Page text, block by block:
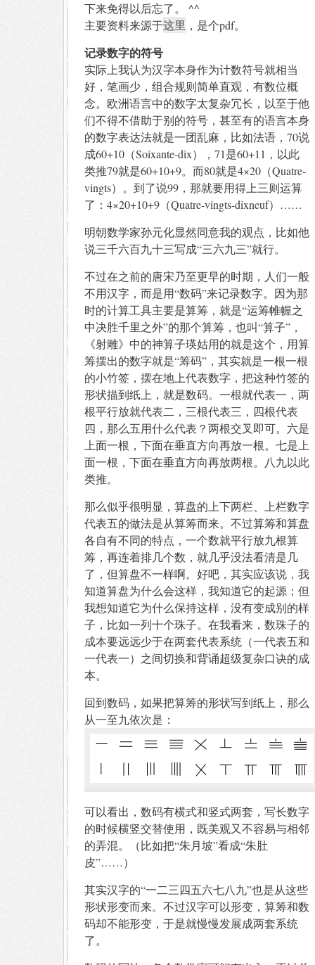
下来免得以后忘了。 ^^
主要资料来源于这里 ，是个pdf。
记录数字的符号
实际上我认为汉字本身作为计数符号就相当
好，笔画少，组合规则简单直观，有数位概
念。欧洲语言中的数字太复杂冗长，以至于他
们不得不借助于别的符号，甚至有的语言本身
的数字表达法就是一团乱麻，比如法语，70说
成60+10（Soixante-dix），71是60+11，以此
类推79就是60+10+9。而80就是4×20（Quatre-
vingts）。到了说99，那就要用得上三则运算
了：4×20+10+9（Quatre-vingts-dixneuf）……
明朝数学家孙元化显然同意我的观点，比如他
说三千六百九十三写成“三六九三”就行。
不过在之前的唐宋乃至更早的时期，人们一般
不用汉字，而是用“数码”来记录数字。因为那
时的计算工具主要是算筹，就是“运筹帷幄之
中决胜千里之外”的那个算筹，也叫“算子”，
《射雕》中的神算子瑛姑用的就是这个，用算
筹摆出的数字就是“筹码”，其实就是一根一根
的小竹签，摆在地上代表数字，把这种竹签的
形状描到纸上，就是数码。一根就代表一，两
根平行放就代表二，三根代表三，四根代表
四，那么五用什么代表？两根交叉即可。六是
上面一根，下面在垂直方向再放一根。七是上
面一根，下面在垂直方向再放两根。八九以此
类推。
那么似乎很明显，算盘的上下两栏、上栏数字
代表五的做法是从算筹而来。不过算筹和算盘
各自有不同的特点，一个数就平行放九根算
筹，再连着排几个数，就几乎没法看清是几
了，但算盘不一样啊。好吧，其实应该说，我
知道算盘为什么会这样，我知道它的起源；但
我想知道它为什么保持这样，没有变成别的样
子，比如一列十个珠子。在我看来，数珠子的
成本要远远少于在两套代表系统（一代表五和
一代表一）之间切换和背诵超级复杂口诀的成
本。
回到数码，如果把算筹的形状写到纸上，那么
从一至九依次是：
可以看出，数码有横式和竖式两套，写长数字
的时候横竖交替使用，既美观又不容易与相邻
的弄混。（比如把“朱月坡”看成“朱肚
皮”……）
其实汉字的“一二三四五六七八九”也是从这些
形状形变而来。不过汉字可以形变，算筹和数
码却不能形变，于是就慢慢发展成两套系统
了。